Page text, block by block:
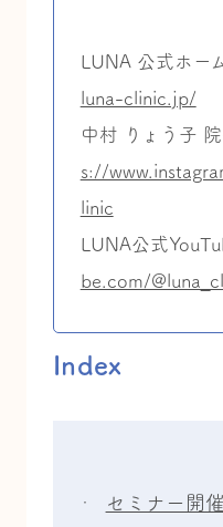
LUNA 公式ホー
luna-clinic.jp/
中村 りょう子
s://
linic
LUNA公式
be.com/
Index
セミナー開